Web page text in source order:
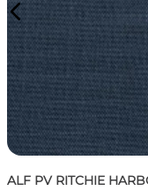
ALF PV RITCHIE